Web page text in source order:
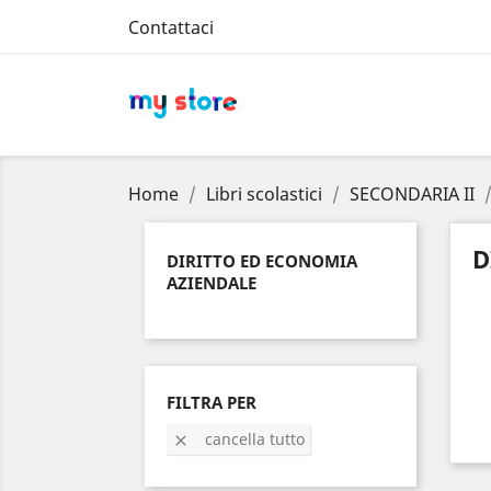
Contattaci
Home Libri scolastici SECONDARIA II
DIRITTO ED ECONOMIA
AZIENDALE
FILTRA PER
 cancella tutto